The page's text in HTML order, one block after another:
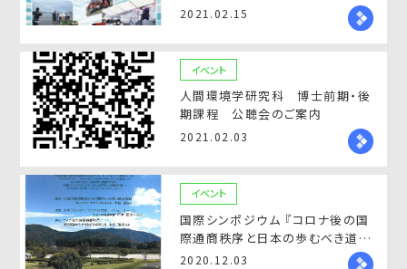
2021.02.15
イベント
人間環境学研究科 博士前期・後
期課程 公聴会のご案内
2021.02.03
イベント
国際シンポジウム 『コロナ後の国
際通商秩序と日本の歩むべき道』
オンライン開催
2020.12.03